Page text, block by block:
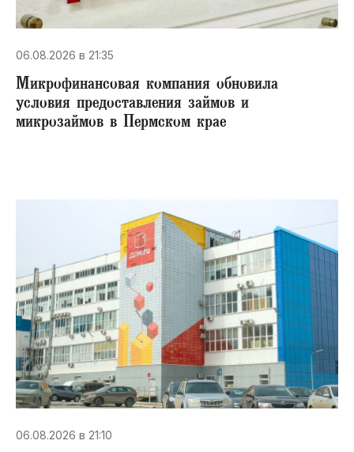
06.08.2026 в 21:35
Микрофинансовая компания обновила
условия предоставления займов и
микрозаймов в Пермском крае
06.08.2026 в 21:10